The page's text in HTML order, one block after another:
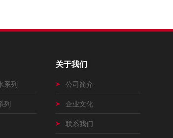
系列
列
关于我们
公司简介
企业文化
联系我们